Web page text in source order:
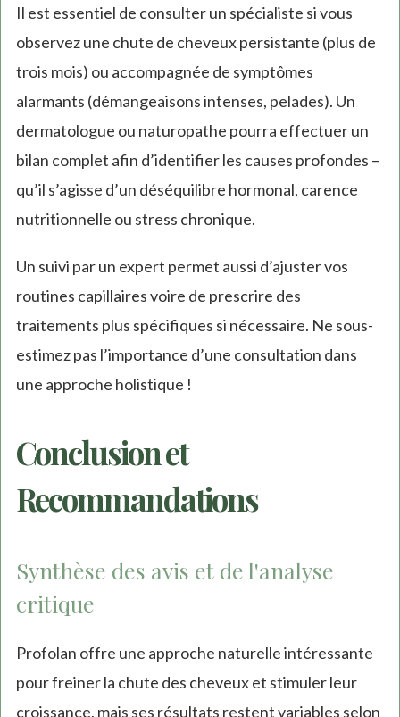
Il est essentiel de consulter un spécialiste si vous
observez une chute de cheveux persistante (plus de
trois mois) ou accompagnée de symptômes
alarmants (démangeaisons intenses, pelades). Un
dermatologue ou naturopathe pourra effectuer un
bilan complet afin d’identifier les causes profondes –
qu’il s’agisse d’un déséquilibre hormonal, carence
nutritionnelle ou stress chronique.
Un suivi par un expert permet aussi d’ajuster vos
routines capillaires voire de prescrire des
traitements plus spécifiques si nécessaire. Ne sous-
estimez pas l’importance d’une consultation dans
une approche holistique !
Conclusion et
Recommandations
Synthèse des avis et de l'analyse
critique
Profolan offre une approche naturelle intéressante
pour freiner la chute des cheveux et stimuler leur
croissance, mais ses résultats restent variables selon